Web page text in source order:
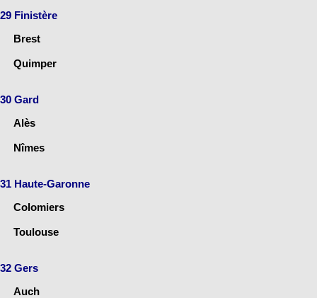
29 Finistère
Brest
Quimper
30 Gard
Alès
Nîmes
31 Haute-Garonne
Colomiers
Toulouse
32 Gers
Auch